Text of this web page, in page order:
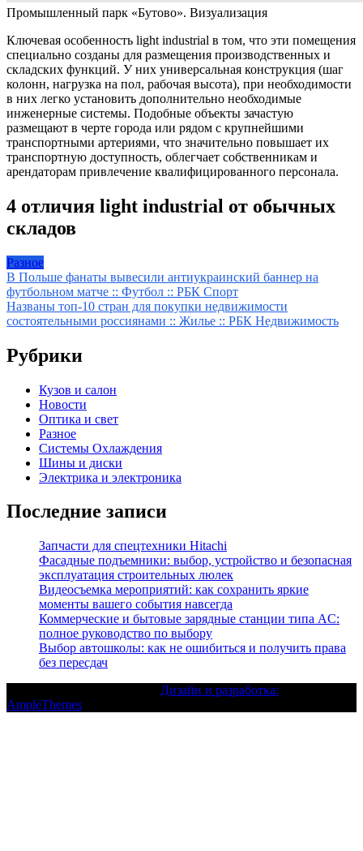
Промышленный парк «Бутово». Визуализация
Ключевая особенность light industrial в том, что эти помещения
специально созданы для размещения производственных и
складских функций. У них универсальная конструкция (шаг
колонн, нагрузка на пол, рабочая высота), при необходимости
в них легко установить дополнительно необходимые
инженерные системы. Подобные объекты зачастую
размещают в черте города или рядом с крупнейшими
транспортными артериями, что значительно повышает их
транспортную доступность, облегчает собственникам и
арендаторам привлечение квалифицированного персонала.
4 отличия light industrial от обычных
складов
Разное
Навигация
по
записям
В Польше фанаты вывесили антиукраинский баннер на
футбольном матче :: Футбол :: РБК Спорт
Названы топ-10 стран для покупки недвижимости
состоятельными россиянами :: Жилье :: РБК Недвижимость
Рубрики
Кузов и салон
Новости
Оптика и свет
Разное
Системы Охлаждения
Шины и диски
Электрика и электроника
Последние записи
Запчасти для спецтехники Hitachi
Фасадные подъемники: выбор, устройство и безопасная
эксплуатация строительных люлек
Видеосъемка мероприятий: как сохранить яркие
моменты вашего события навсегда
Коммерческие и бытовые зарядные станции типа AC:
полное руководство по выбору
Выбор автошколы: как не ошибиться и получить права
без пересдач
Дизайн и разработка:
AmpleThemes